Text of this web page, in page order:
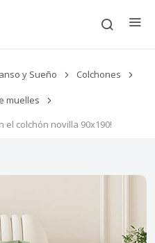
y Sueño Colchones
muelles
el colchón novilla 90x190!